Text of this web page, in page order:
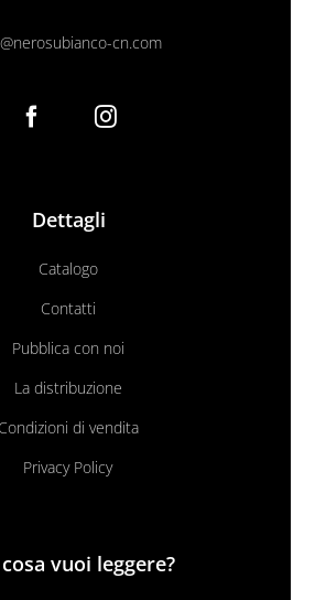
cn.com
Dettagli
Catalogo
Contatti
Pubblica con noi
La distribuzione
Condizioni di vendita
Privacy Policy
cosa vuoi leggere?